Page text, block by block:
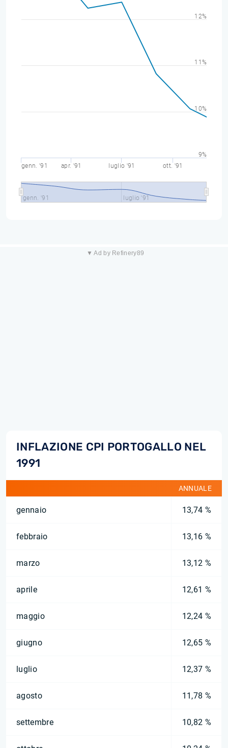
genn. '91 apr. '91 luglio '91 ott. '91
genn. '91 luglio '91
9%
10%
11%
12%
▼ Ad by Refinery89
INFLAZIONE CPI PORTOGALLO NEL
1991
ANNUALE
gennaio 13,74 %
febbraio 13,16 %
marzo 13,12 %
aprile 12,61 %
maggio 12,24 %
giugno 12,65 %
luglio 12,37 %
agosto 11,78 %
settembre 10,82 %